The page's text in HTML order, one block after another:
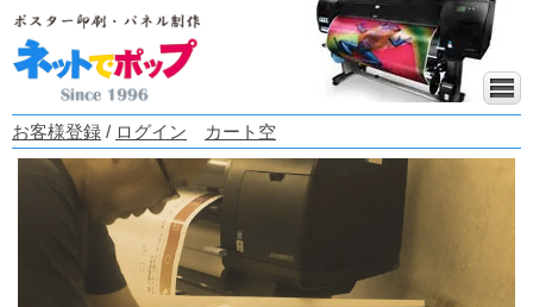
お客様登録 / ログイン カート空